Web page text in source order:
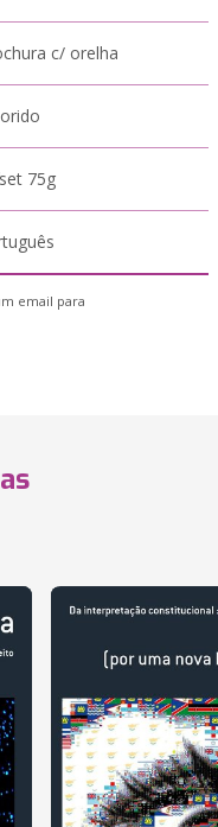
c/ orelha
75g
email para